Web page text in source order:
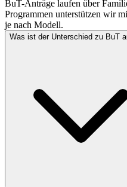
BuT-Anträge laufen über
Programmen unterstützen wir
je nach Modell.
Was ist der Unterschied zu BuT